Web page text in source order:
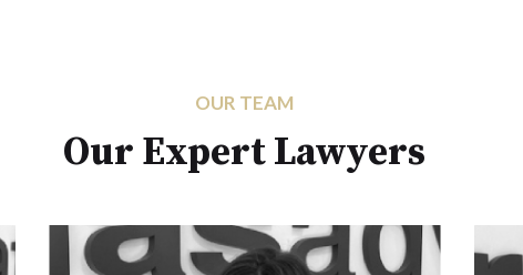
OUR TEAM
Our Expert Lawyers